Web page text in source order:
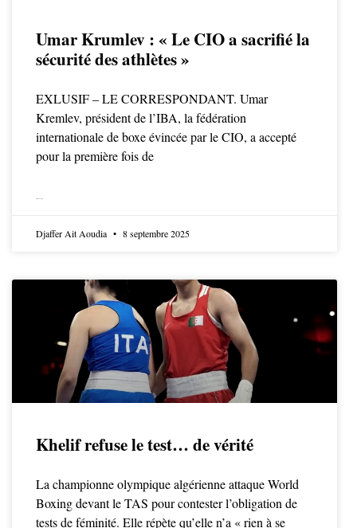
Umar Krumlev : « Le CIO a sacrifié la
sécurité des athlètes »
EXLUSIF – LE CORRESPONDANT. Umar
Kremlev, président de l’IBA, la fédération
internationale de boxe évincée par le CIO, a accepté
pour la première fois de
Djaffer Ait Aoudia 8 septembre 2025
Khelif refuse le test… de vérité
La championne olympique algérienne attaque World
Boxing devant le TAS pour contester l’obligation de
tests de féminité. Elle répète qu’elle n’a « rien à se